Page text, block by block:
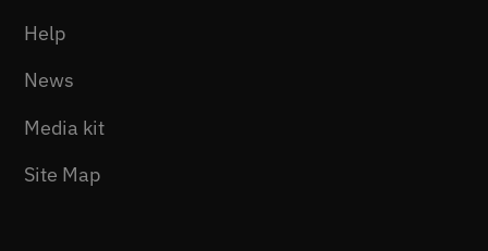
Help
News
Media kit
Site Map